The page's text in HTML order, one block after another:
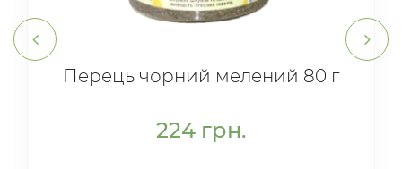
Перець чорний мелений 80 г
224 грн.